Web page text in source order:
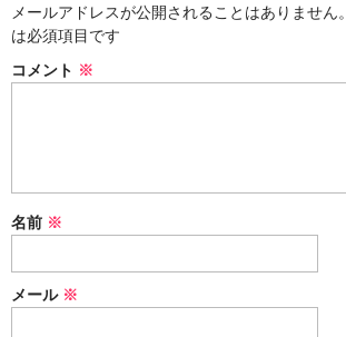
文具
雑貨
文具
クッキー
メールアドレスが公開されることはありません。
は必須項目です
コメント ※
名前 ※
メール ※